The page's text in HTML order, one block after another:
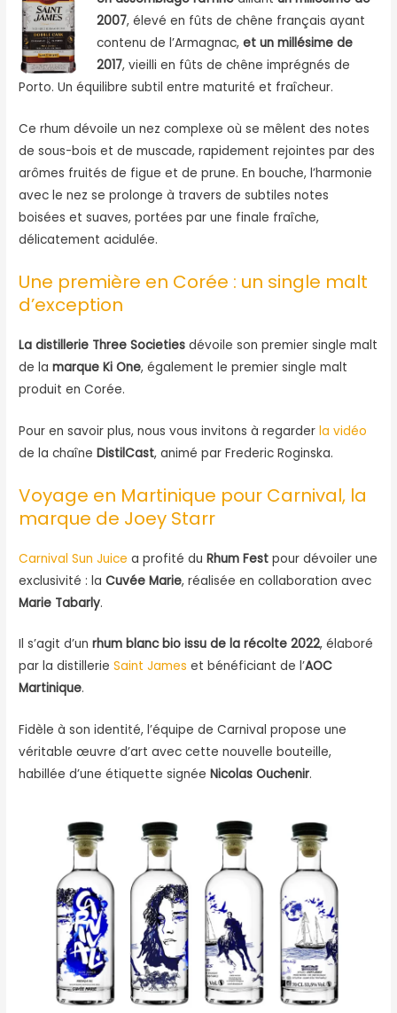
2007, élevé en fûts de chêne français ayant
contenu de l’Armagnac,et un millésime de
2017, vieilli en fûts de chêne imprégnés de
Porto. Un équilibre subtil entre maturité et fraîcheur.
Ce rhum dévoile un nez complexe où se mêlent des notes
de sous-bois et de muscade, rapidement rejointes par des
arômes fruités de figue et de prune. En bouche, l’harmonie
avec le nez se prolonge à travers de subtiles notes
boisées et suaves, portées par une finale fraîche,
délicatement acidulée.
Une première en Corée : un single malt
d’exception
La distillerie Three Societiesdévoile son premier single malt
de lamarque Ki One, également le premier single malt
produit en Corée.
Pour en savoir plus, nous vous invitons à regarderla vidéo
de la chaîneDistilCast, animé par Frederic Roginska.
Voyage en Martinique pour Carnival, la
marque de Joey Starr
Carnival Sun Juice a profité duRhum Fest pour dévoiler une
exclusivité : laCuvée Marie, réalisée en collaboration avec
Marie Tabarly.
Il s’agit d’unrhum blanc bio issu de la récolte 2022, élaboré
par la distillerieSaint James et bénéficiant de l’AOC
Martinique.
Fidèle à son identité, l’équipe de Carnival propose une
véritable œuvre d’art avec cette nouvelle bouteille,
habillée d’une étiquette signéeNicolas Ouchenir.